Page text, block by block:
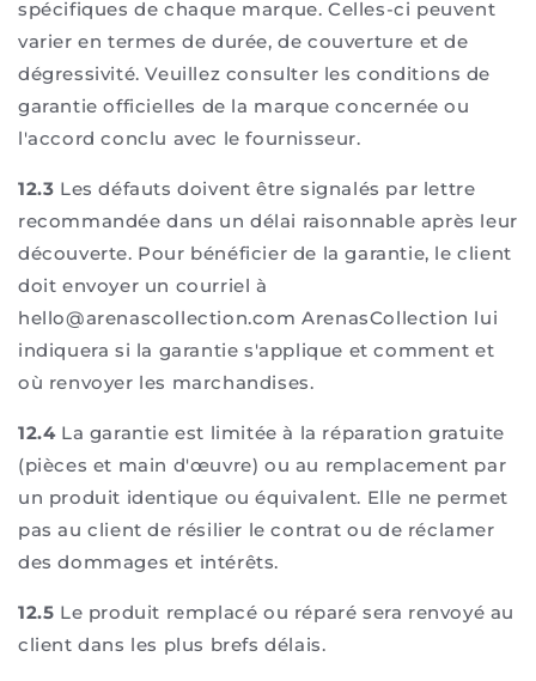
spécifiques de chaque marque. Celles-ci peuvent
varier en termes de durée, de couverture et de
dégressivité. Veuillez consulter les conditions de
garantie officielles de la marque concernée ou
l'accord conclu avec le fournisseur.
12.3 Les défauts doivent être signalés par lettre
recommandée dans un délai raisonnable après leur
découverte. Pour bénéficier de la garantie, le client
doit envoyer un courriel à
hello@arenascollection.com ArenasCollection lui
indiquera si la garantie s'applique et comment et
où renvoyer les marchandises.
12.4La garantie est limitée à la réparation gratuite
(pièces et main d'œuvre) ou au remplacement par
un produit identique ou équivalent. Elle ne permet
pas au client de résilier le contrat ou de réclamer
des dommages et intérêts.
12.5 Le produit remplacé ou réparé sera renvoyé au
client dans les plus brefs délais.